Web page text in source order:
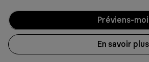
Préviens-moi
En savoir plus